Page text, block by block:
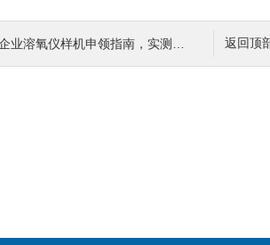
返回顶
氧仪样机申领指南，实测前需求梳理与机型匹配